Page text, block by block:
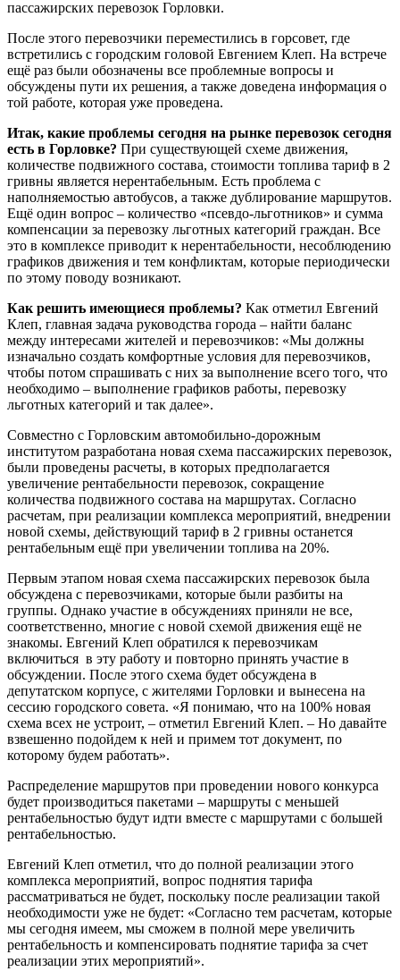
пассажирских перевозок Горловки.
После этого перевозчики переместились в горсовет, где
встретились с городским головой Евгением Клеп. На встрече
ещё раз были обозначены все проблемные вопросы и
обсуждены пути их решения, а также доведена информация о
той работе, которая уже проведена.
Итак, какие проблемы сегодня на рынке перевозок сегодня
есть в Горловке? При существующей схеме движения,
количестве подвижного состава, стоимости топлива тариф в 2
гривны является нерентабельным. Есть проблема с
наполняемостью автобусов, а также дублирование маршрутов.
Ещё один вопрос – количество «псевдо-льготников» и сумма
компенсации за перевозку льготных категорий граждан. Все
это в комплексе приводит к нерентабельности, несоблюдению
графиков движения и тем конфликтам, которые периодически
по этому поводу возникают.
Как решить имеющиеся проблемы? Как отметил Евгений
Клеп, главная задача руководства города – найти баланс
между интересами жителей и перевозчиков: «Мы должны
изначально создать комфортные условия для перевозчиков,
чтобы потом спрашивать с них за выполнение всего того, что
необходимо – выполнение графиков работы, перевозку
льготных категорий и так далее».
Совместно с Горловским автомобильно-дорожным
институтом разработана новая схема пассажирских перевозок,
были проведены расчеты, в которых предполагается
увеличение рентабельности перевозок, сокращение
количества подвижного состава на маршрутах. Согласно
расчетам, при реализации комплекса мероприятий, внедрении
новой схемы, действующий тариф в 2 гривны останется
рентабельным ещё при увеличении топлива на 20%.
Первым этапом новая схема пассажирских перевозок была
обсуждена с перевозчиками, которые были разбиты на
группы. Однако участие в обсуждениях приняли не все,
соответственно, многие с новой схемой движения ещё не
знакомы. Евгений Клеп обратился к перевозчикам
включиться в эту работу и повторно принять участие в
обсуждении. После этого схема будет обсуждена в
депутатском корпусе, с жителями Горловки и вынесена на
сессию городского совета. «Я понимаю, что на 100% новая
схема всех не устроит, – отметил Евгений Клеп. – Но давайте
взвешенно подойдем к ней и примем тот документ, по
которому будем работать».
Распределение маршрутов при проведении нового конкурса
будет производиться пакетами – маршруты с меньшей
рентабельностью будут идти вместе с маршрутами с большей
рентабельностью.
Евгений Клеп отметил, что до полной реализации этого
комплекса мероприятий, вопрос поднятия тарифа
рассматриваться не будет, поскольку после реализации такой
необходимости уже не будет: «Согласно тем расчетам, которые
мы сегодня имеем, мы сможем в полной мере увеличить
рентабельность и компенсировать поднятие тарифа за счет
реализации этих мероприятий».